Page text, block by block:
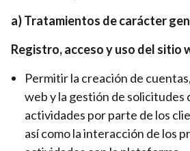
a) Tratamientos de carácter
Registro, acceso y uso del sitio
Permitir la creación de
web y la gestión de solicitudes
actividades por parte de los
así como la interacción de los